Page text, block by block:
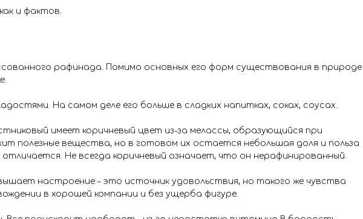
и фактов.
рафинада. Помимо основных его форм существования в природе
На самом деле его больше в сладких напитках, соках, соусах.
имеет коричневый цвет из-за мелассы, образующийся при
полезные вещества, но в готовом их остается небольшая доля и польза
Не всегда коричневый означает, что он нерафинированный.
настроение – это источник удовольствия, но такого же чувства
в хорошей компании и без ущерба фигуре.